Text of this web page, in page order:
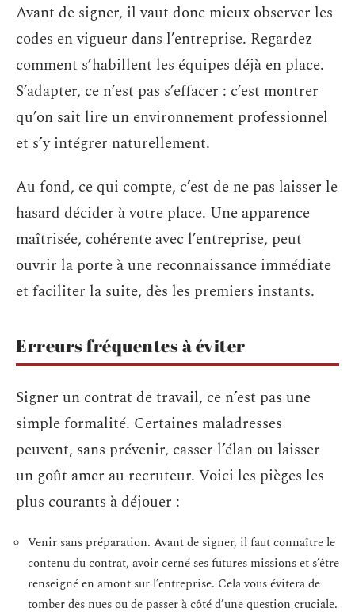
Avant de signer, il vaut donc mieux observer les
codes en vigueur dans l’entreprise. Regardez
comment s’habillent les équipes déjà en place.
S’adapter, ce n’est pas s’effacer : c’est montrer
qu’on sait lire un environnement professionnel
et s’y intégrer naturellement.
Au fond, ce qui compte, c’est de ne pas laisser le
hasard décider à votre place. Une apparence
maîtrisée, cohérente avec l’entreprise, peut
ouvrir la porte à une reconnaissance immédiate
et faciliter la suite, dès les premiers instants.
Erreurs fréquentes à éviter
Signer un contrat de travail, ce n’est pas une
simple formalité. Certaines maladresses
peuvent, sans prévenir, casser l’élan ou laisser
un goût amer au recruteur. Voici les pièges les
plus courants à déjouer :
Venir sans préparation. Avant de signer, il faut connaître le
contenu du contrat, avoir cerné ses futures missions et s’être
renseigné en amont sur l’entreprise. Cela vous évitera de
tomber des nues ou de passer à côté d’une question cruciale.